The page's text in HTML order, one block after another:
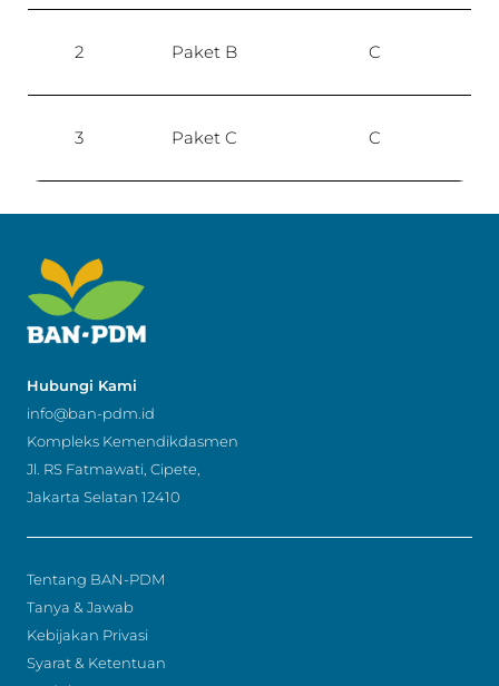
2 Paket B C
3 Paket C C
Hubungi Kami
info@ban-pdm.id
Kompleks Kemendikdasmen
Jl. RS Fatmawati, Cipete,
Jakarta Selatan 12410
Tentang BAN-PDM
Tanya & Jawab
Kebijakan Privasi
Syarat & Ketentuan